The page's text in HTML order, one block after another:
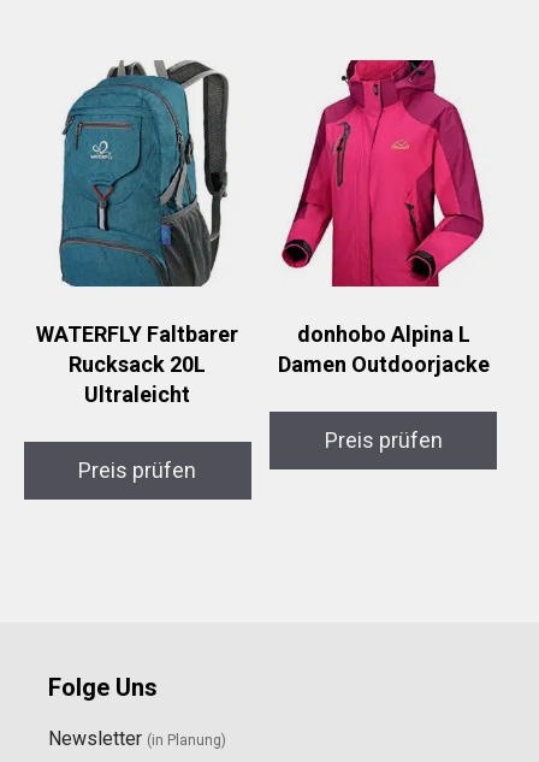
WATERFLY Faltbarer
Rucksack 20L
Ultraleicht
Preis prüfen
donhobo Alpina L
Damen Outdoorjacke
Preis prüfen
Folge Uns
Newsletter (in Planung)